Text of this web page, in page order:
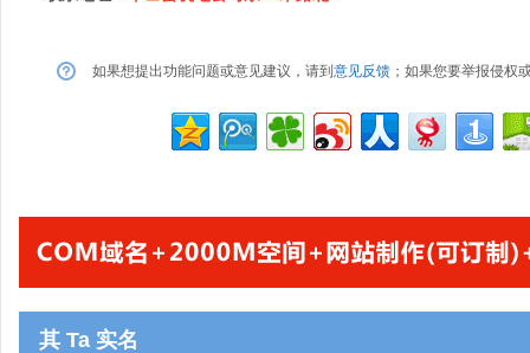
如果想提出功能问题或意见建议，请到 意见反馈 ；如果您要举报侵权
其 Ta 实名